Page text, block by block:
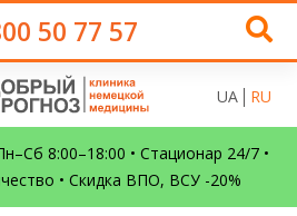
50 77 57
UA RU
8:00–18:00 • Стационар 24/7 •
• Скидка ВПО, ВСУ -20%